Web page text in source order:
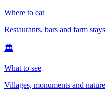
Where to eat
Restaurants, bars and farm stays
🏛
What to see
Villages, monuments and nature